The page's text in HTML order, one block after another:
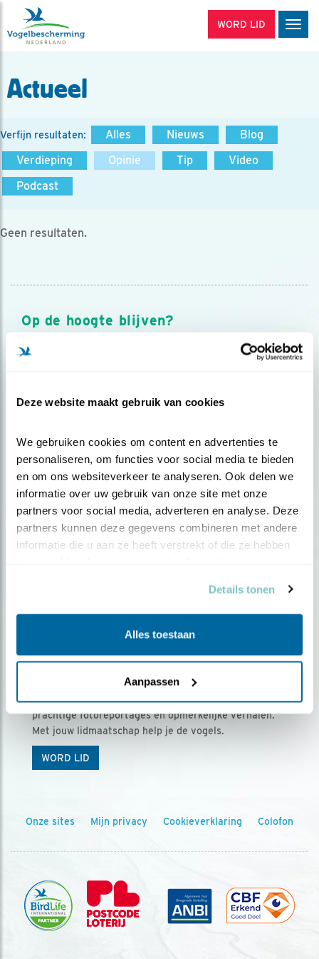
Deze website maakt gebruik van cookies
We gebruiken cookies om content en advertenties te
personaliseren, om functies voor social media te bieden
en om ons websiteverkeer te analyseren. Ook delen we
informatie over uw gebruik van onze site met onze
partners voor social media, adverteren en analyse. Deze
partners kunnen deze gegevens combineren met andere
informatie die u aan ze heeft verstrekt of die ze hebben
Details tonen
Alles toestaan
Aanpassen
WORD LID
Actueel
Verfijn resultaten: Alles Nieuws
Blog
Verdieping
Opinie Tip
Video
Podcast
Geen resultaten.
Op de hoogte blijven?
Meld je aan en ontvang nieuws, inspiratie, acties en tips
over vogels en activiteiten van Vogelbescherming.
Ontvang 5 x Vogels voor € 36,00 per jaar
Vogels is het tijdschrift voor onze leden, met
prachtige fotoreportages en opmerkelijke verhalen.
Met jouw lidmaatschap help je de vogels.
WORD LID
Onze sites Mijn privacy Cookieverklaring Colofon